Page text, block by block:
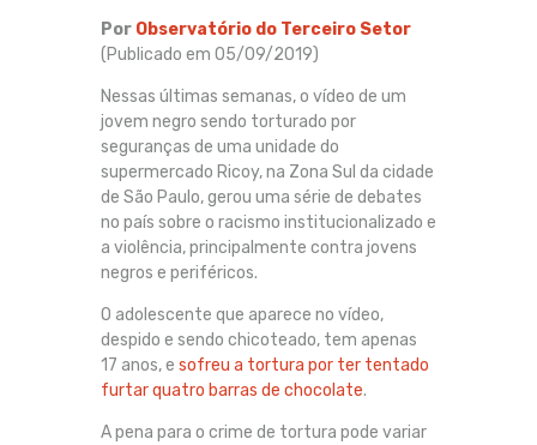
Por Observatório do Terceiro Setor
(Publicado em 05/09/2019)
Nessas últimas semanas, o vídeo de um
jovem negro sendo torturado por
seguranças de uma unidade do
supermercado Ricoy, na Zona Sul da cidade
de São Paulo, gerou uma série de debates
no país sobre o racismo institucionalizado e
a violência, principalmente contra jovens
negros e periféricos.
O adolescente que aparece no vídeo,
despido e sendo chicoteado, tem apenas
17 anos, e sofreu a tortura por ter tentado
furtar quatro barras de chocolate.
A pena para o crime de tortura pode variar